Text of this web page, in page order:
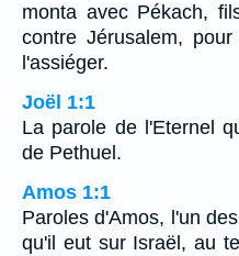
monta avec Pékach,
contre Jérusalem,
l'assiéger.
Joël 1:1
La parole de l'Eternel
de Pethuel.
Amos 1:1
Paroles d'Amos, l'un
qu'il eut sur Israël, au